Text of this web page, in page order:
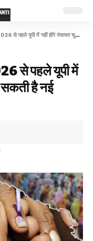
में नहीं होंगे पंचायत चुनाव, ये हो सकती है नई तारीख
से पहले यूपी में
सकती है नई